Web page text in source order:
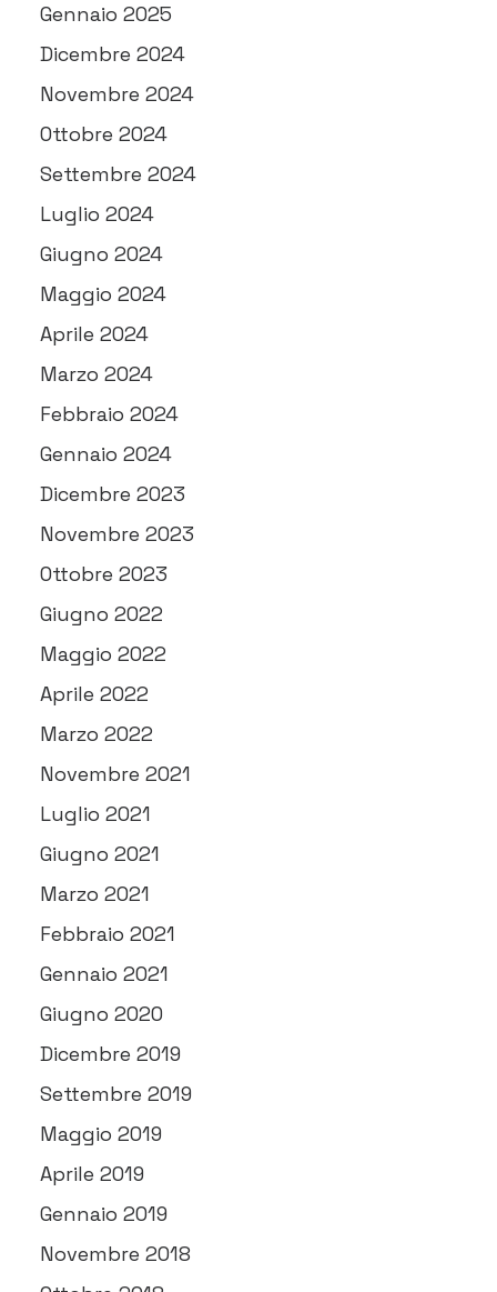
Gennaio 2025
Dicembre 2024
Novembre 2024
Ottobre 2024
Settembre 2024
Luglio 2024
Giugno 2024
Maggio 2024
Aprile 2024
Marzo 2024
Febbraio 2024
Gennaio 2024
Dicembre 2023
Novembre 2023
Ottobre 2023
Giugno 2022
Maggio 2022
Aprile 2022
Marzo 2022
Novembre 2021
Luglio 2021
Giugno 2021
Marzo 2021
Febbraio 2021
Gennaio 2021
Giugno 2020
Dicembre 2019
Settembre 2019
Maggio 2019
Aprile 2019
Gennaio 2019
Novembre 2018